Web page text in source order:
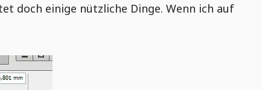
doch einige nützliche Dinge. Wenn ich auf